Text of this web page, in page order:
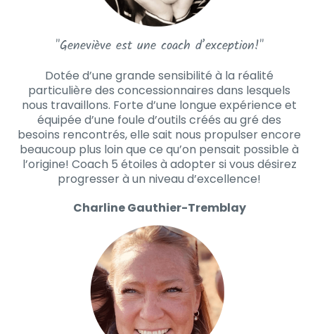
"Geneviève est une coach d’exception!"
Dotée d’une grande sensibilité à la réalité
particulière des concessionnaires dans lesquels
nous travaillons. Forte d’une longue expérience et
équipée d’une foule d’outils créés au gré des
besoins rencontrés, elle sait nous propulser encore
beaucoup plus loin que ce qu’on pensait possible à
l’origine! Coach 5 étoiles à adopter si vous désirez
progresser à un niveau d’excellence!
Charline Gauthier-Tremblay